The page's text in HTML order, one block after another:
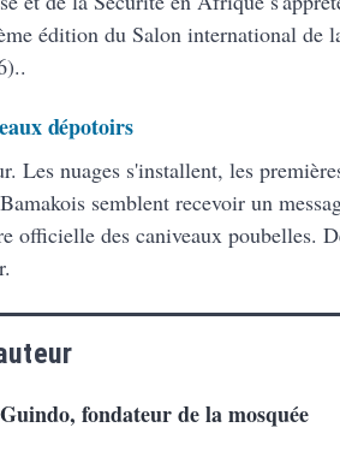
édition du Salon international de
dépotoirs
Les nuages s'installent, les
semblent recevoir un
officielle des caniveaux poubelles.
fondateur de la mosquée